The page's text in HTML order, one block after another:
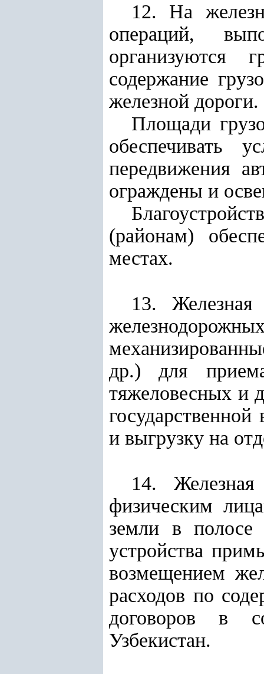
12. На
операций,
организуются
содержание
железной дороги.
Площади
обеспечивать
передвижения
ограждены и
(районам)
местах.
13. Железная
др.) для
тяжеловесных и
и выгрузку на
14.
физическим
земли в полосе
устройства
возмещением
расходов по
договоров в
Узбекистан.